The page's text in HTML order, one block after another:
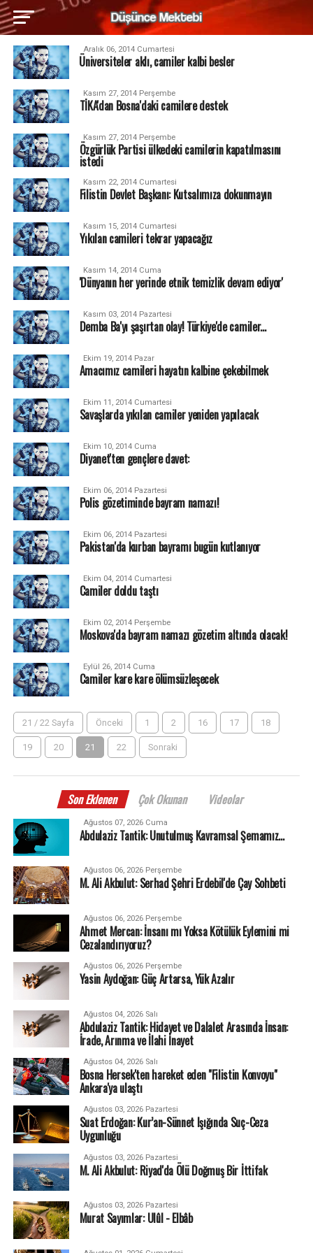
Aralık 06, 2014 Cumartesi
Üniversiteler aklı, camiler kalbi besler
Kasım 27, 2014 Perşembe
TİKA'dan Bosna'daki camilere destek
Kasım 27, 2014 Perşembe
Özgürlük Partisi ülkedeki camilerin kapatılmasını
istedi
Kasım 22, 2014 Cumartesi
Filistin Devlet Başkanı: Kutsalımıza dokunmayın
Kasım 15, 2014 Cumartesi
Yıkılan camileri tekrar yapacağız
Kasım 14, 2014 Cuma
'Dünyanın her yerinde etnik temizlik devam ediyor'
Kasım 03, 2014 Pazartesi
Demba Ba'yı şaşırtan olay! Türkiye'de camiler...
Ekim 19, 2014 Pazar
Amacımız camileri hayatın kalbine çekebilmek
Ekim 11, 2014 Cumartesi
Savaşlarda yıkılan camiler yeniden yapılacak
Ekim 10, 2014 Cuma
Diyanet'ten gençlere davet:
Ekim 06, 2014 Pazartesi
Polis gözetiminde bayram namazı!
Ekim 06, 2014 Pazartesi
Pakistan'da kurban bayramı bugün kutlanıyor
Ekim 04, 2014 Cumartesi
Camiler doldu taştı
Ekim 02, 2014 Perşembe
Moskova'da bayram namazı gözetim altında olacak!
Eylül 26, 2014 Cuma
Camiler kare kare ölümsüzleşecek
21 / 22 Sayfa Önceki 1 2 16 17 18
19 20 21 22 Sonraki
Son Eklenen Çok Okunan Videolar
Ağustos 07, 2026 Cuma
Abdulaziz Tantik: Unutulmuş Kavramsal Şemamız…
Ağustos 06, 2026 Perşembe
M. Ali Akbulut: Serhad Şehri Erdebil'de Çay Sohbeti
Ağustos 06, 2026 Perşembe
Ahmet Mercan: İnsanı mı Yoksa Kötülük Eylemini mi
Cezalandırıyoruz?
Ağustos 06, 2026 Perşembe
Yasin Aydoğan: Güç Artarsa, Yük Azalır
Ağustos 04, 2026 Salı
Abdulaziz Tantik: Hidayet ve Dalalet Arasında İnsan:
İrade, Arınma ve İlahi İnayet
Ağustos 04, 2026 Salı
Bosna Hersek'ten hareket eden "Filistin Konvoyu"
Ankara'ya ulaştı
Ağustos 03, 2026 Pazartesi
Suat Erdoğan: Kur’an-Sünnet Işığında Suç-Ceza
Uygunluğu
Ağustos 03, 2026 Pazartesi
M. Ali Akbulut: Riyad'da Ölü Doğmuş Bir İttifak
Ağustos 03, 2026 Pazartesi
Murat Sayımlar: Ulûl - Elbâb